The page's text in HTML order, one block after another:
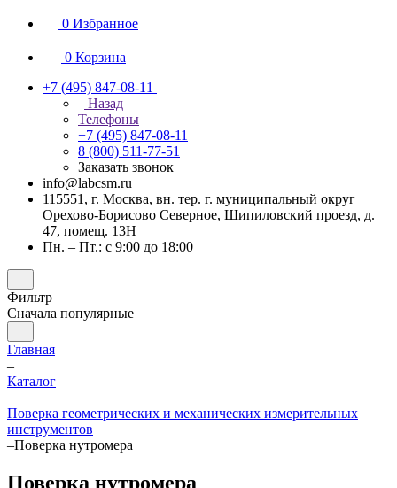
0 Избранное
0 Корзина
+7 (495) 847-08-11
Назад
Телефоны
+7 (495) 847-08-11
8 (800) 511-77-51
Заказать звонок
info@labcsm.ru
115551, г. Москва, вн. тер. г. муниципальный округ
Орехово-Борисово Северное, Шипиловский проезд, д.
47, помещ. 13Н
Пн. – Пт.: с 9:00 до 18:00
Фильтр
Сначала популярные
Главная
–
Каталог
–
Поверка геометрических и механических измерительных
инструментов
–Поверка нутромера
Поверка нутромера